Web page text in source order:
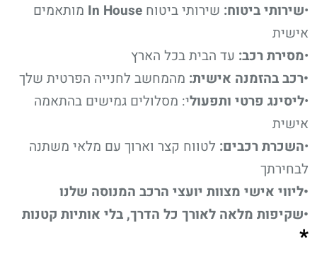
•שירותי ביטוח: שירותי ביטוח In House מותאמים
אישית
•מסירת רכב: עד הבית בכל הארץ
•רכב בהזמנה אישית: מהמחשב לחנייה הפרטית שלך
•ליסינג פרטי ותפעולי: מסלולים גמישים בהתאמה
אישית
•השכרת רכבים: לטווח קצר וארוך עם מלאי משתנה
לבחירתך
•ליווי אישי מצוות יועצי הרכב המנוסה שלנו
•שקיפות מלאה לאורך כל הדרך, בלי אותיות קטנות
*